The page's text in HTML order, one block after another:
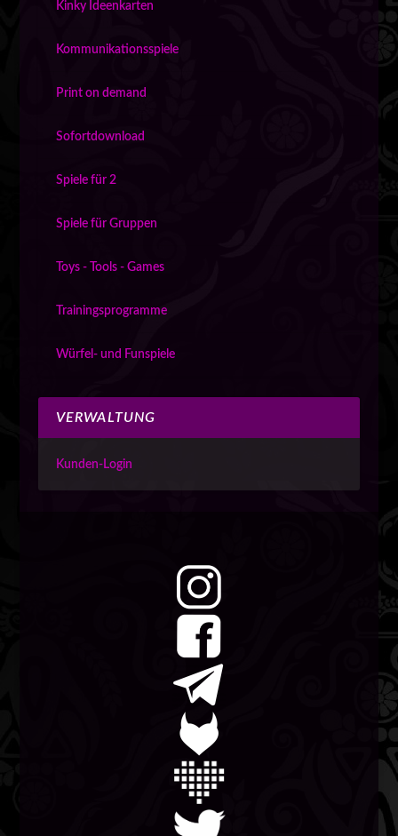
Kinky Ideenkarten
Kommunikationsspiele
Print on demand
Sofortdownload
Spiele für 2
Spiele für Gruppen
Toys - Tools - Games
Trainingsprogramme
Würfel- und Funspiele
VERWALTUNG
Kunden-Login